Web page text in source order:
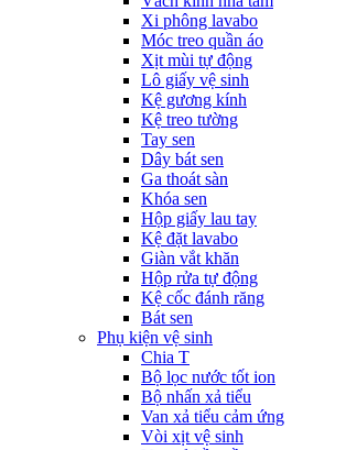
Xi phông lavabo
Móc treo quần áo
Xịt mùi tự động
Lô giấy vệ sinh
Kệ gương kính
Kệ treo tường
Tay sen
Dây bát sen
Ga thoát sàn
Khóa sen
Hộp giấy lau tay
Kệ đặt lavabo
Giàn vắt khăn
Hộp rửa tự động
Kệ cốc đánh răng
Bát sen
Phụ kiện vệ sinh
Chia T
Bộ lọc nước tốt ion
Bộ nhấn xả tiểu
Van xả tiểu cảm ứng
Vòi xịt vệ sinh